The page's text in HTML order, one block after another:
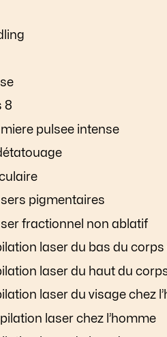
8
pulsee intense
pigmentaires
fractionnel non ablatif
laser du bas du corps
laser du haut du
laser du visage chez
laser chez l’homme